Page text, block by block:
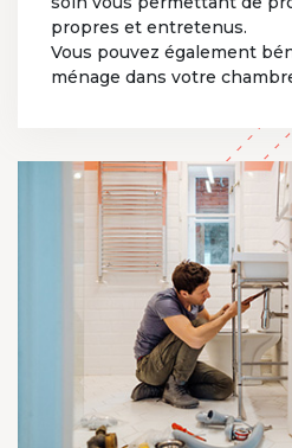
propres et entretenus.
Vous pouvez également
ménage dans votre